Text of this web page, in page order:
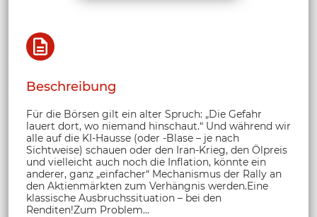
Beschreibung
Für die Börsen gilt ein alter Spruch: „Die Gefahr
lauert dort, wo niemand hinschaut.“ Und während wir
alle auf die KI-Hausse (oder -Blase – je nach
Sichtweise) schauen oder den Iran-Krieg, den Ölpreis
und vielleicht auch noch die Inflation, könnte ein
anderer, ganz „einfacher“ Mechanismus der Rally an
den Aktienmärkten zum Verhängnis werden.Eine
klassische Ausbruchssituation – bei den
Renditen!Zum Problem...